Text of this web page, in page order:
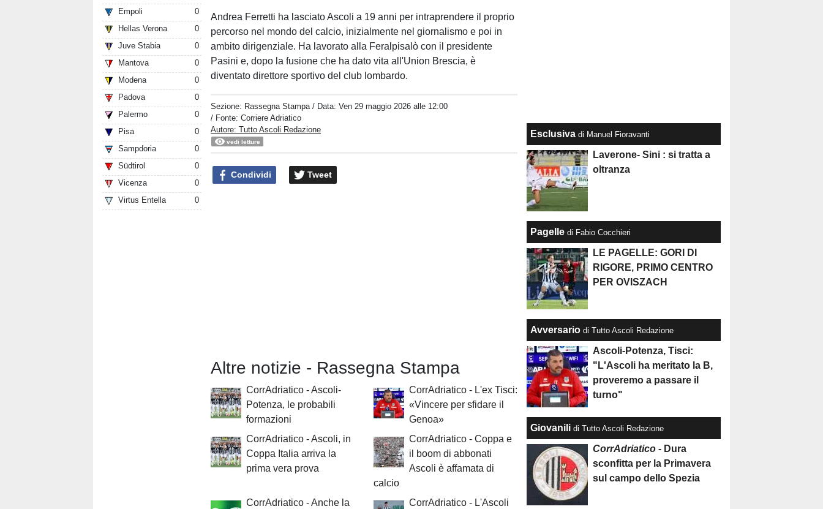
Empoli
0
Hellas Verona
0
Juve Stabia
0
Mantova
0
Modena
0
Padova
0
Palermo
0
Pisa
0
Sampdoria
0
Südtirol
0
Vicenza
0
Virtus Entella
0
Andrea Ferretti ha lasciato Ascoli a 19 anni per intraprendere il proprio
percorso nel mondo del calcio, inizialmente nel giornalismo e poi in
ambito dirigenziale. Ha lavorato alla Feralpisalò con il presidente
Pasini e, dopo la fusione che ha dato vita all'Union Brescia, è
diventato direttore sportivo del club lombardo.
Sezione: Rassegna Stampa / Data:Ven 29 maggio 2026 alle 12:00
/ Fonte: Corriere Adriatico
Autore: Tutto Ascoli Redazione
vedi letture
Condividi Tweet
Altre notizie - Rassegna Stampa
CorrAdriatico - Ascoli-
Potenza, le probabili
formazioni
CorrAdriatico - L'ex Tisci:
«Vincere per sfidare il
Genoa»
CorrAdriatico - Ascoli, in
Coppa Italia arriva la
prima vera prova
CorrAdriatico - Coppa e
il boom di abbonati
Ascoli è affamata di
calcio
CorrAdriatico - Anche la
CorrAdriatico - L'Ascoli
Esclusiva di Manuel Fioravanti
Laverone- Sini : si tratta a
oltranza
Pagelle di Fabio Cocchieri
LE PAGELLE: GORI DI
RIGORE, PRIMO CENTRO
PER OVISZACH
Avversario di Tutto Ascoli Redazione
Ascoli-Potenza, Tisci:
"L'Ascoli ha meritato la B,
proveremo a passare il
turno"
Giovanili di Tutto Ascoli Redazione
CorrAdriatico - Dura
sconfitta per la Primavera
sul campo dello Spezia